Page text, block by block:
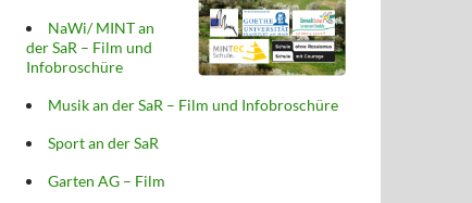
NaWi/ MINT an
der SaR – Film und
Infobroschüre
Musik an der SaR – Film und Infobroschüre
Sport an der SaR
Garten AG – Film